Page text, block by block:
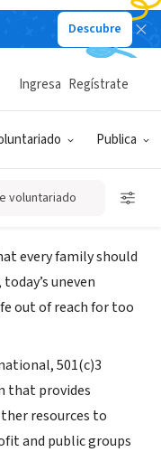
Descubre
Publica
Ingresa Regístrate
voluntariado
every family should
uneven
out of reach for too
501(c)3
that provides
resources to
and public groups